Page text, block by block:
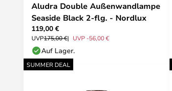
Aludra Double Außenwandlampe
Seaside Black 2-flg. - Nordlux
119,00 €
UVP175,00 € UVP -56,00 €
Auf Lager.
SUMMER DEAL